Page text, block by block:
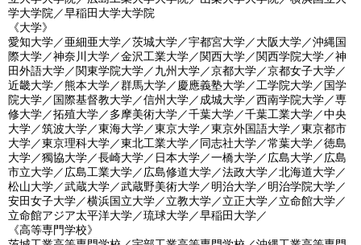
学大学院／早稲田大学大学院
《大学》
愛知大学／亜細亜大学／茨城大学／宇都宮大学／大阪大学／沖縄国
際大学／神奈川大学／金沢工業大学／関西大学／関西学院大学／神
田外語大学／関東学院大学／九州大学／京都大学／京都女子大学／
近畿大学／熊本大学／群馬大学／慶應義塾大学／工学院大学／国学
院大学／国際基督教大学／信州大学／成城大学／西南学院大学／専
修大学／拓殖大学／多摩美術大学／千葉大学／千葉工業大学／中央
大学／筑波大学／東海大学／東京大学／東京外国語大学／東京都市
大学／東京理科大学／東北工業大学／同志社大学／常葉大学／徳島
大学／獨協大学／長崎大学／日本大学／一橋大学／広島大学／広島
市立大学／広島工業大学／広島修道大学／法政大学／北海道大学／
松山大学／武蔵大学／武蔵野美術大学／明治大学／明治学院大学／
安田女子大学／横浜国立大学／立教大学／立正大学／立命館大学／
立命館アジア太平洋大学／琉球大学／早稲田大学／
《高等専門学校》